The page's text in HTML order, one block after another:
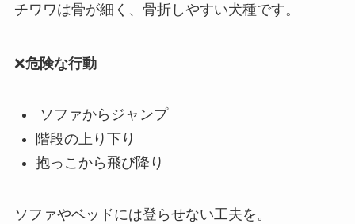
チワワは骨が細く、骨折しやすい犬種です。
❌危険な行動
ソファからジャンプ
階段の上り下り
抱っこから飛び降り
ソファやベッドには登らせない工夫を。